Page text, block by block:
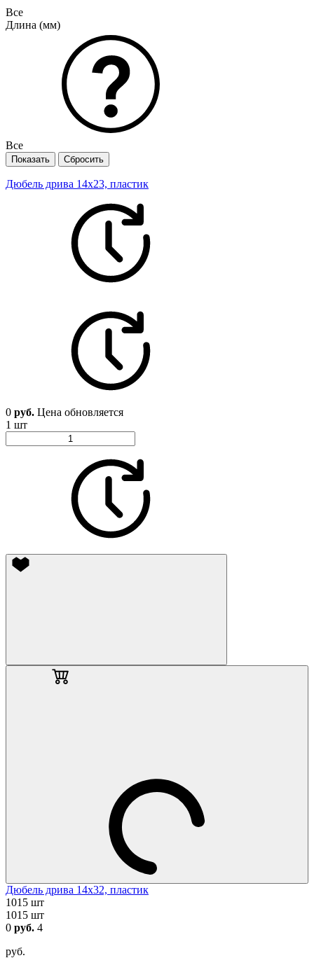
Все
Длина (мм)
Все
Дюбель дрива 14х23, пластик
0 руб. Цена обновляется
1 шт
Дюбель дрива 14х32, пластик
1015 шт
1015 шт
0 руб. 4
руб.